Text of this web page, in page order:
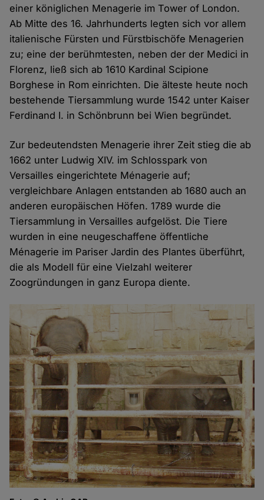
einer königlichen Menagerie im Tower of London.
Ab Mitte des 16. Jahrhunderts legten sich vor allem
italienische Fürsten und Fürstbischöfe Menagerien
zu; eine der berühmtesten, neben der der Medici in
Florenz, ließ sich ab 1610 Kardinal Scipione
Borghese in Rom einrichten. Die älteste heute noch
bestehende Tiersammlung wurde 1542 unter Kaiser
Ferdinand I. in Schönbrunn bei Wien begründet.
Zur bedeutendsten Menagerie ihrer Zeit stieg die ab
1662 unter Ludwig XIV. im Schlosspark von
Versailles eingerichtete Ménagerie auf;
vergleichbare Anlagen entstanden ab 1680 auch an
anderen europäischen Höfen. 1789 wurde die
Tiersammlung in Versailles aufgelöst. Die Tiere
wurden in eine neugeschaffene öffentliche
Ménagerie im Pariser Jardin des Plantes überführt,
die als Modell für eine Vielzahl weiterer
Zoogründungen in ganz Europa diente.